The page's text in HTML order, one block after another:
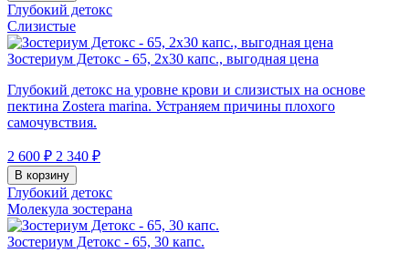
Глубокий детокс
Слизистые
Зостериум Детокс - 65, 2х30 капс., выгодная цена
Глубокий детокс на уровне крови и слизистых на основе
пектина Zostera marina. Устраняем причины плохого
самочувствия.
2 600 ₽ 2 340 ₽
В корзину
Глубокий детокс
Молекула зостерана
Зостериум Детокс - 65, 30 капс.